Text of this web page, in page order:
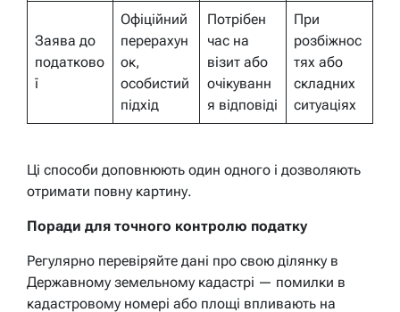
Заява до
податково
ї
Офіційний
перерахун
ок,
особистий
підхід
Потрібен
час на
візит або
очікуванн
я відповіді
При
розбіжнос
тях або
складних
ситуаціях
Ці способи доповнюють один одного і дозволяють
отримати повну картину.
Поради для точного контролю податку
Регулярно перевіряйте дані про свою ділянку в
Державному земельному кадастрі — помилки в
кадастровому номері або площі впливають на